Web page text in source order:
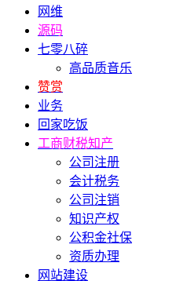
网维
源码
七零八碎
高品质音乐
赞赏
业务
回家吃饭
工商财税知产
公司注册
会计税务
公司注销
知识产权
公积金社保
资质办理
网站建设